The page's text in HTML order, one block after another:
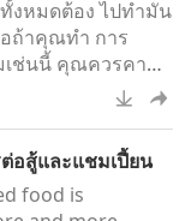
รคหัวใจ เบาหวาน
ร็ง โรคอ้วนที่คุณ
การแพร่
งหมดต้อง ไปทำมัน
ถ้าคุณทำ การ
เช่นนี้ คุณควรคาด
อดเยี่ยมใน ร่างกาย
ะดับกิจกรรมของ
น ตราบเท่าที่ อายุ
คุณกลายเป็นวีแก้น
ดขึ้น จิตวิญญาณ
อสู้และแชมเปี้ยน
food is